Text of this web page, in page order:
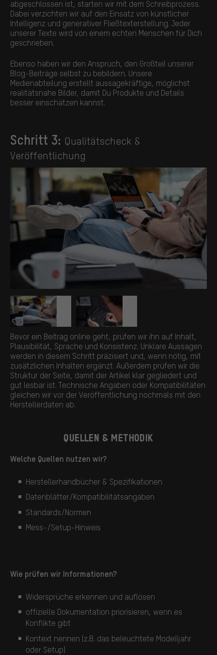
abgeschlossen ist, starten wir mit dem Schreibprozess.
Dabei verzichten wir auf den Einsatz von künstlicher
Intelligenz und generativer Fließtexterstellung. Jeder
unserer Texte wird von einem echten Menschen für Dich
geschrieben.
Ebenso haben wir den Anspruch, den Großteil unserer
Blog-Beiträge selbst zu bebildern. Unsere
Medienabteilung erstellt aussagekräftige, möglichst
realitätsnahe Bilder, damit Du Produkte und Details
besser einschätzen kannst.
Schritt 3: Qualitätscheck &
Veröffentlichung
Bevor ein Beitrag online geht, prüfen wir ihn auf Inhalt,
Plausibilität, Sprache und Konsistenz. Unklare Aussagen
werden in diesem Schritt präzisiert und, wenn nötig, mit
zusätzlichen Inhalten ergänzt. Außerdem prüfen wir die
Struktur der Seite, damit der Artikel klar gegliedert und
gut lesbar ist. Technische Angaben oder Kompatibilitäten
gleichen wir vor der Veröffentlichung nochmals mit den
Herstellerdaten ab.
QUELLEN & METHODIK
Welche Quellen nutzen wir?
Herstellerhandbücher & Spezifikationen
Datenblätter/Kompatibilitätsangaben
Standards/Normen
Mess-/Setup-Hinweis
Wie prüfen wir Informationen?
Widersprüche erkennen und auflösen
offizielle Dokumentation priorisieren, wenn es
Konflikte gibt
Kontext nennen (z.B. das beleuchtete Modelljahr
oder Setup)